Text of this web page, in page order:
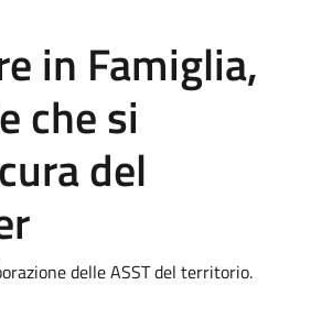
in Famiglia,
che si
del
delle ASST del territorio.